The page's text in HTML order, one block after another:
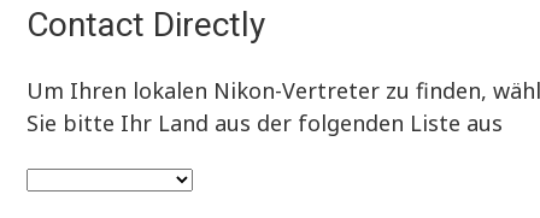
Contact Directly
Um Ihren lokalen Nikon-Vertreter zu finden,
Sie bitte Ihr Land aus der folgenden Liste aus